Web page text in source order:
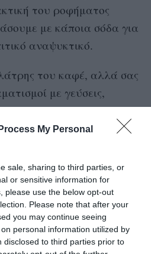
My Personal
sale, sharing to third parties, or
or sensitive information for
please use the below opt-out
Please note that after your
you may continue seeing
personal information utilized by
disclosed to third parties prior to
του ροφήματος
με κάποια σόδα για
αναψυκτικό.
του καφέ, αλλά σας
με γεύσεις,
το μείγμα αυτό με τον
απογευματινή στιγμή
πιο ανοιχτοί σε νέες
το συγκεκριμένο
αξία καθώς τόσο
κανέλα και το πιπέρι
σε αντιοξειδωτικά